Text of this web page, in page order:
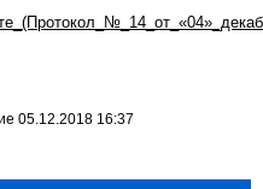
05.12.2018 16:37